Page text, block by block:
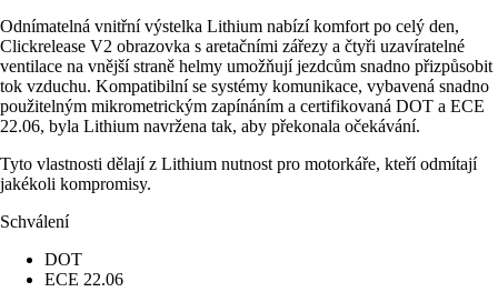
Odnímatelná vnitřní výstelka Lithium nabízí komfort po celý den,
Clickrelease V2 obrazovka s aretačními zářezy a čtyři uzavíratelné
ventilace na vnější straně helmy umožňují jezdcům snadno přizpůsobit
tok vzduchu. Kompatibilní se systémy komunikace, vybavená snadno
použitelným mikrometrickým zapínáním a certifikovaná DOT a ECE
22.06, byla Lithium navržena tak, aby překonala očekávání.
Tyto vlastnosti dělají z Lithium nutnost pro motorkáře, kteří odmítají
jakékoli kompromisy.
Schválení
DOT
ECE 22.06